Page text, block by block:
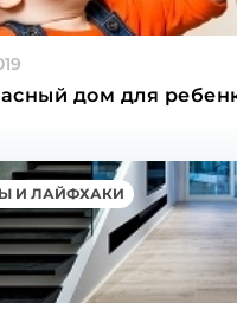
дом для
И ЛАЙФХАКИ